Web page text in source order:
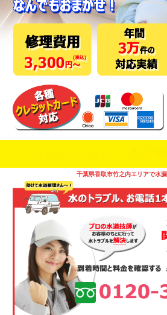
千葉県香取市竹之内エリアで水